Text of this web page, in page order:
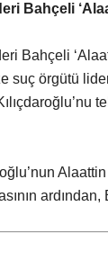
Bahçeli
Bahçeli
suç örgütü